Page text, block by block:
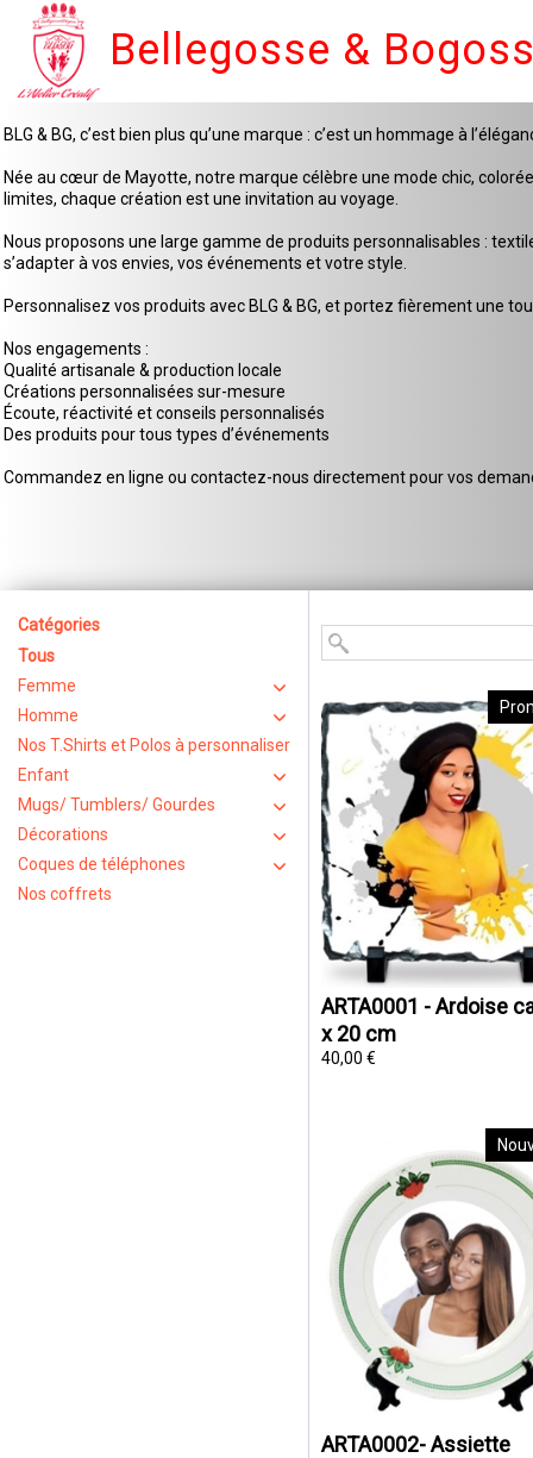
Bellegosse &
BLG & BG, c’est bien plus qu’une marque : c’est un hommage à
Née au cœur de Mayotte, notre marque célèbre une mode chic,
limites, chaque création est une invitation au voyage.
Nous proposons une large gamme de produits personnalisables :
s’adapter à vos envies, vos événements et votre style.
Personnalisez vos produits avec BLG & BG, et portez fièrement une
Nos engagements :
Qualité artisanale & production locale
Créations personnalisées sur-mesure
Écoute, réactivité et conseils personnalisés
Des produits pour tous types d’événements
Commandez en ligne ou contactez-nous directement pour vos
Catégories
Tous
Femme
Homme
Nos T.Shirts et Polos à personnaliser
Enfant
Mugs/ Tumblers/ Gourdes
Décorations
Coques de téléphones
Nos coffrets
ARTA0001 - Ardoise
x 20 cm
40,00 €
ARTA0002- Assiette